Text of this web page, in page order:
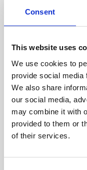
Consent
This website uses
We use cookies to
provide social media
We also share
our social media,
may combine it with
provided to them or
of their services.
Z